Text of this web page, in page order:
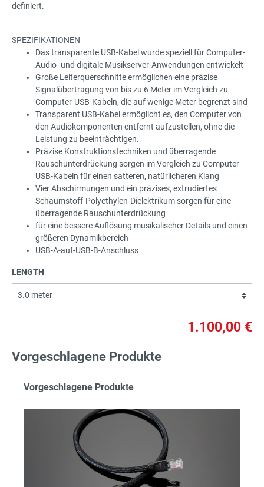
definiert.
SPEZIFIKATIONEN
Das transparente USB-Kabel wurde speziell für Computer-
Audio- und digitale Musikserver-Anwendungen entwickelt
Große Leiterquerschnitte ermöglichen eine präzise
Signalübertragung von bis zu 6 Meter im Vergleich zu
Computer-USB-Kabeln, die auf wenige Meter begrenzt sind
Transparent USB-Kabel ermöglicht es, den Computer von
den Audiokomponenten entfernt aufzustellen, ohne die
Leistung zu beeinträchtigen.
Präzise Konstruktionstechniken und überragende
Rauschunterdrückung sorgen im Vergleich zu Computer-
USB-Kabeln für einen satteren, natürlicheren Klang
Vier Abschirmungen und ein präzises, extrudiertes
Schaumstoff-Polyethylen-Dielektrikum sorgen für eine
überragende Rauschunterdrückung
für eine bessere Auflösung musikalischer Details und einen
größeren Dynamikbereich
USB-A-auf-USB-B-Anschluss
1.100,00 €
LENGTH
Vorgeschlagene Produkte
Vorgeschlagene Produkte